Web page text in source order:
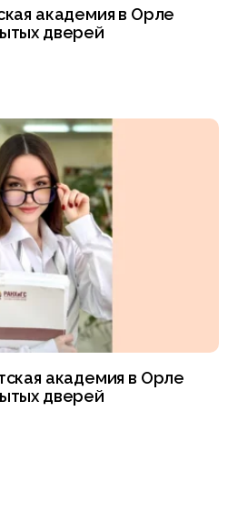
академия в Орле
дверей
академия в Орле
дверей